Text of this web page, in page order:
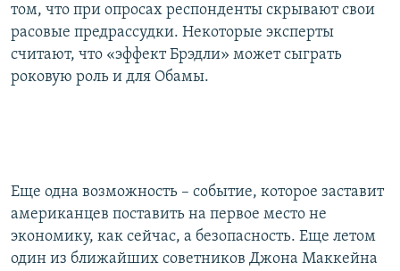
том, что при опросах респонденты скрывают свои
расовые предрассудки. Некоторые эксперты
считают, что «эффект Брэдли» может сыграть
роковую роль и для Обамы.
Еще одна возможность – событие, которое заставит
американцев поставить на первое место не
экономику, как сейчас, а безопасность. Еще летом
один из ближайших советников Джона Маккейна